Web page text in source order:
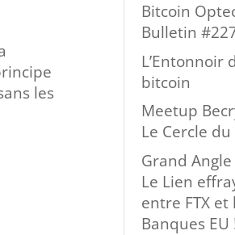
les
Bitcoin
Bulletin
L’Entonnoir
bitcoin
Meetup
Le Cercle du
Grand
Le Lien
entre FTX et
Banques EU